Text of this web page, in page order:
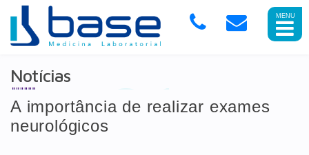
Abrir
Menu
Mobile
Notícias
A importância de realizar exames
neurológicos